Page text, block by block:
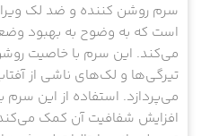
سرم روشن کننده و ضد لک ویرا
است که به وضوح به بهبود
می‌کند. این سرم با خاصیت
تیرگی‌ها و لک‌های ناشی از
می‌پردازد. استفاده از این
افزایش شفافیت آن کمک